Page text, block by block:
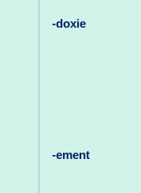
-doxie
-ement